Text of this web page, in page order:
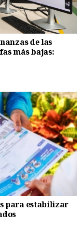
de las
más bajas:
para estabilizar